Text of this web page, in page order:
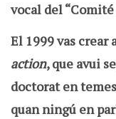
vocal del
El 1999 vas crear
action, que avui
doctorat en
quan ningú en